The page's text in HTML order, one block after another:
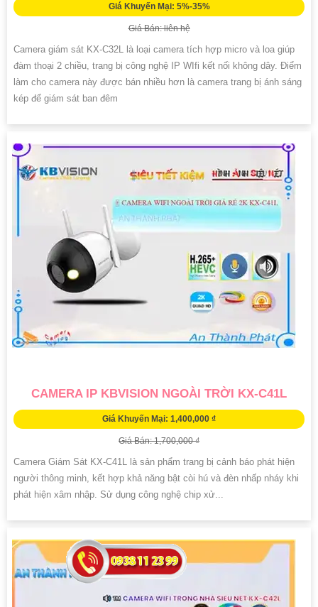
Giá Khuyến Mại: 5%-35%
Giá Bán: liên hệ
Camera giám sát KX-C32L là loại camera tích hợp micro và loa giúp
đàm thoại 2 chiều, trang bị công nghệ IP WIfi kết nối không dây. Điểm
làm cho camera này được bán nhiều hơn là camera trang bị ánh sáng
kép để giám sát ban đêm
CAMERA IP KBVISION NGOÀI TRỜI KX-C41L
Giá Khuyến Mại: 1,400,000 ₫
Giá Bán: 1,700,000 ₫
Camera Giám Sát KX-C41L là sản phẩm trang bị cảnh báo phát hiện
người thông minh, kết hợp khả năng bật còi hú và đèn nhấp nháy khi
phát hiện xâm nhập. Sử dụng công nghệ chip xử...